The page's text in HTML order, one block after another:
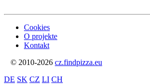
Cookies
O projekte
Kontakt
© 2010-2026 cz.findpizza.eu
DE SK CZ LI CH